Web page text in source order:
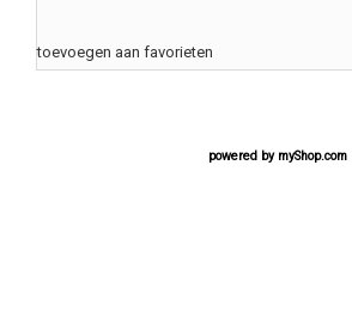
toevoegen aan favorieten
powered by myShop.com